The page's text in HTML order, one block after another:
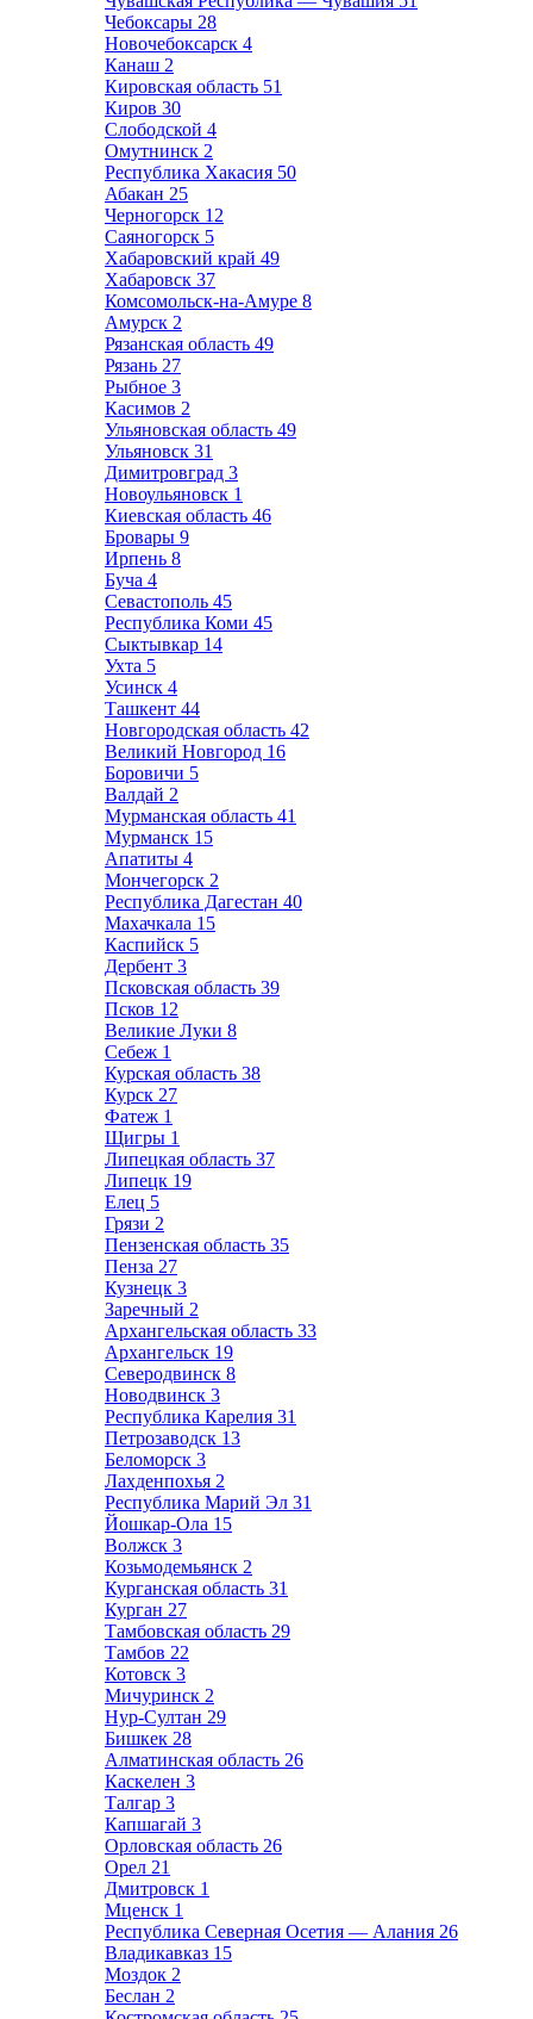
Чебоксары 28
Новочебоксарск 4
Канаш 2
Кировская область 51
Киров 30
Слободской 4
Омутнинск 2
Республика Хакасия 50
Абакан 25
Черногорск 12
Саяногорск 5
Хабаровский край 49
Хабаровск 37
Комсомольск-на-Амуре 8
Амурск 2
Рязанская область 49
Рязань 27
Рыбное 3
Касимов 2
Ульяновская область 49
Ульяновск 31
Димитровград 3
Новоульяновск 1
Киевская область 46
Бровары 9
Ирпень 8
Буча 4
Севастополь 45
Республика Коми 45
Сыктывкар 14
Ухта 5
Усинск 4
Ташкент 44
Новгородская область 42
Великий Новгород 16
Боровичи 5
Валдай 2
Мурманская область 41
Мурманск 15
Апатиты 4
Мончегорск 2
Республика Дагестан 40
Махачкала 15
Каспийск 5
Дербент 3
Псковская область 39
Псков 12
Великие Луки 8
Себеж 1
Курская область 38
Курск 27
Фатеж 1
Щигры 1
Липецкая область 37
Липецк 19
Елец 5
Грязи 2
Пензенская область 35
Пенза 27
Кузнецк 3
Заречный 2
Архангельская область 33
Архангельск 19
Северодвинск 8
Новодвинск 3
Республика Карелия 31
Петрозаводск 13
Беломорск 3
Лахденпохья 2
Республика Марий Эл 31
Йошкар-Ола 15
Волжск 3
Козьмодемьянск 2
Курганская область 31
Курган 27
Тамбовская область 29
Тамбов 22
Котовск 3
Мичуринск 2
Нур-Султан 29
Бишкек 28
Алматинская область 26
Каскелен 3
Талгар 3
Капшагай 3
Орловская область 26
Орел 21
Дмитровск 1
Мценск 1
Республика Северная Осетия — Алания 26
Владикавказ 15
Моздок 2
Беслан 2